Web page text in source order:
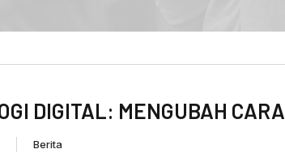
DIGITAL: MENGUBAH
Berita